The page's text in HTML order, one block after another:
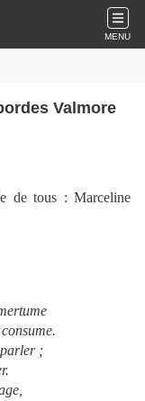
MENU
Valmore
tous : Marceline
parler ;